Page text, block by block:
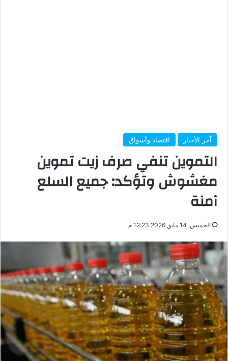
آخر الأخبار اقتصاد وأسواق
التموين تنفي صرف زيت تموين
مغشوش وتؤكد: جميع السلع
آمنة
الخميس, 14 مايو, 2026 12:23 م